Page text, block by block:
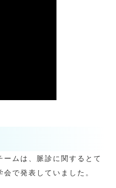
ムは、脈診に関するとて
で発表していました。